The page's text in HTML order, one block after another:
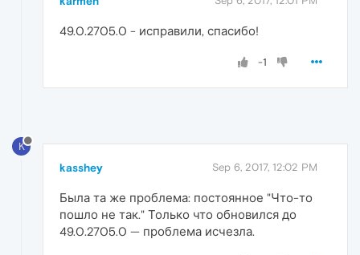
49.0.2705.0 - исправили, спасибо!
-1
K
kasshey Sep 6, 2017, 12:02 PM
Была та же проблема: постоянное "Что-то
пошло не так." Только что обновился до
49.0.2705.0 — проблема исчезла.